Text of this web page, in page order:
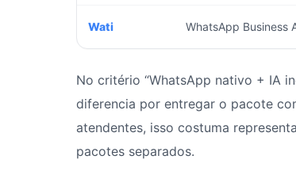
Wati WhatsApp Business
No critério “WhatsApp nativo + IA
diferencia por entregar o pacote
atendentes, isso costuma
pacotes separados.